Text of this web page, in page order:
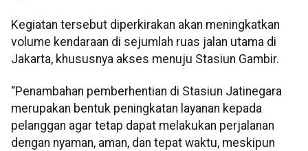
Kegiatan tersebut diperkirakan akan meningkatkan
volume kendaraan di sejumlah ruas jalan utama di
Jakarta, khususnya akses menuju Stasiun Gambir.
“Penambahan pemberhentian di Stasiun Jatinegara
merupakan bentuk peningkatan layanan kepada
pelanggan agar tetap dapat melakukan perjalanan
dengan nyaman, aman, dan tepat waktu, meskipun